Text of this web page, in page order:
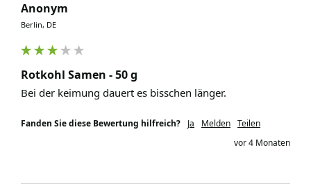
Anonym
Berlin, DE
Rotkohl Samen - 50 g
Bei der keimung dauert es bisschen länger.
Fanden Sie diese Bewertung hilfreich? Ja Melden Teilen
vor 4 Monaten